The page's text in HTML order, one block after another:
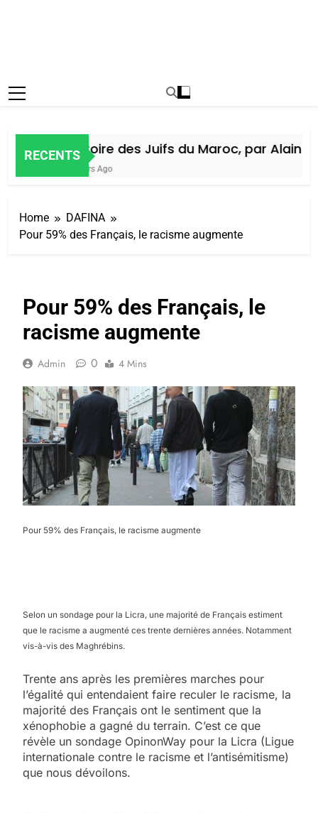
RECENTSHistoire des Juifs du Maroc, par Alain
6 Jours Ago
Home
DAFINA
Pour 59% des Français, le racisme augmente
Pour 59% des Français, le
racisme augmente
Admin 0 4 Mins
Pour 59% des Français, le racisme augmente
Selon un sondage pour la Licra, une majorité de Français estiment
que le racisme a augmenté ces trente dernières années. Notamment
vis-à-vis des Maghrébins.
Trente ans après les premières marches pour
l’égalité qui entendaient faire reculer le racisme, la
majorité des Français ont le sentiment que la
xénophobie a gagné du terrain. C’est ce que
révèle un sondage OpinonWay pour la Licra (Ligue
internationale contre le racisme et l’antisémitisme)
que nous dévoilons.